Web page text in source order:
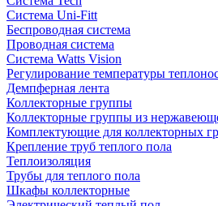
Система Uni-Fitt
Беспроводная система
Проводная система
Система Watts Vision
Регулирование температуры
Демпферная лента
Коллекторные группы
Коллекторные группы из
Комплектующие для коллекторных
Крепление труб теплого пола
Теплоизоляция
Трубы для теплого пола
Шкафы коллекторные